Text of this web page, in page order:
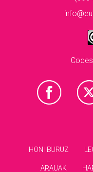
HONI BURUZ
ARAUAK